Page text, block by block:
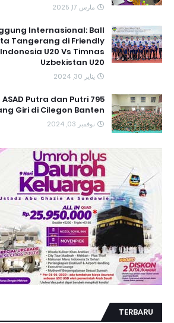
مارس 17, 2025
Internasional: Ball
Tangerang di Friendly
U20 Vs Timnas
Uzbekistan U20
يناير 30, 2024
ASAD Putra dan Putri
Giri di Cilegon Banten
نوفمبر 03, 2024
TERBARU